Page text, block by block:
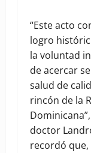
“Este acto
logro
la voluntad
de acercar
salud de
rincón de la
doctor
recordó